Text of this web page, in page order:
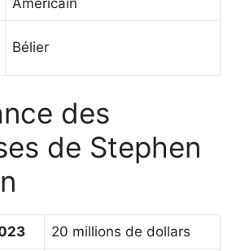
Bélier
des
de Stephen
20 millions de dollars